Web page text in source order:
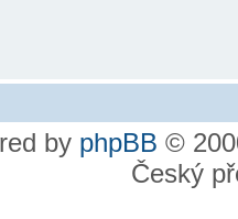
by phpBB ©
Český